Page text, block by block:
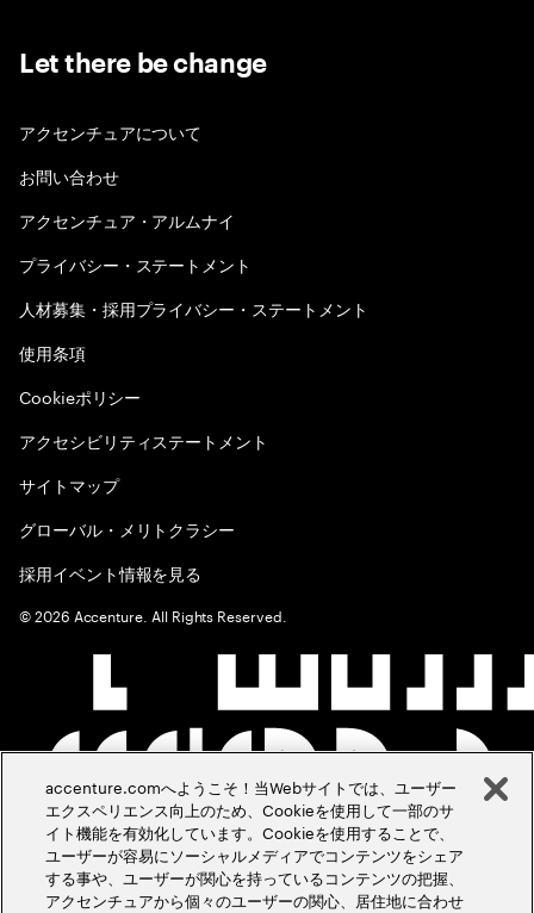
Let there be change
アクセンチュアについて
お問い合わせ
アクセンチュア・アルムナイ
プライバシー・ステートメント
人材募集・採用プライバシー・ステートメント
使用条項
Cookieポリシー
アクセシビリティステートメント
サイトマップ
グローバル・メリトクラシー
採用イベント情報を見る
©2026 Accenture. All Rights Reserved.
accenture.comへようこそ！当Webサイトでは、ユーザー
エクスペリエンス向上のため、Cookieを使用して一部のサ
イト機能を有効化しています。Cookieを使用することで、
ユーザーが容易にソーシャルメディアでコンテンツをシェア
する事や、ユーザーが関心を持っているコンテンツの把握、
アクセンチュアから個々のユーザーの関心、居住地に合わせ